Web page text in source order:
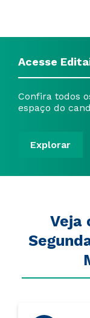
Acesse
Confira todos
espaço do
Explorar
Veja